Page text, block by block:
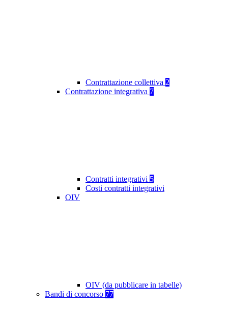
Contrattazione collettiva 2
Contrattazione integrativa 7
Contratti integrativi 5
Costi contratti integrativi
OIV
OIV (da pubblicare in tabelle)
Bandi di concorso 77